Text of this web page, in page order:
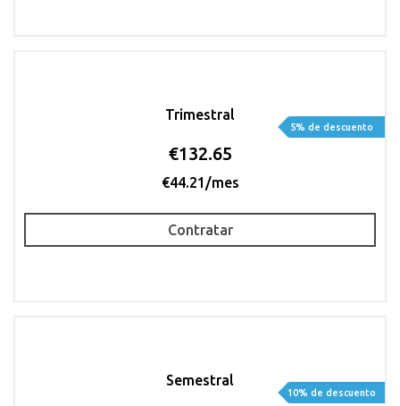
Trimestral
€132.65
€44.21/mes
5% de descuento
Contratar
Semestral
10% de descuento